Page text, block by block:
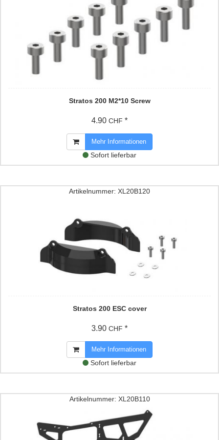
Stratos 200 M2*10 Screw
4.90 CHF *
Mehr Informationen
Sofort lieferbar
Artikelnummer: XL20B120
Stratos 200 ESC cover
3.90 CHF *
Mehr Informationen
Sofort lieferbar
Artikelnummer: XL20B110